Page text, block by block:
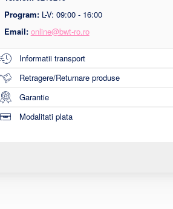
Program:L-V: 09:00 - 16:00
Email: online@bwt-ro.ro
Informatii transport
Retragere/Returnare produse
Garantie
Modalitati plata